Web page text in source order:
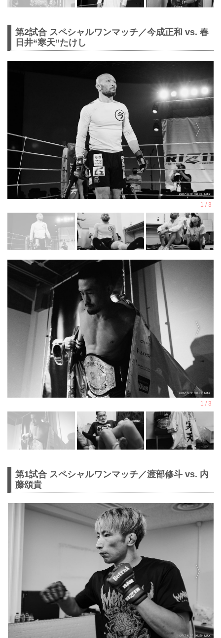
第2試合 スペシャルワンマッチ／今成正和 vs. 春
日井“寒天”たけし
第1試合 スペシャルワンマッチ／渡部修斗 vs. 内
藤頌貴